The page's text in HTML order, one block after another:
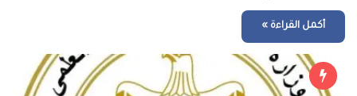
أكمل القراءة »